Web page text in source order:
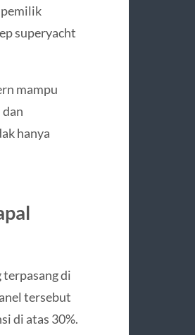
pemilik
superyacht
mampu
hanya
di
tersebut
di atas 30%.